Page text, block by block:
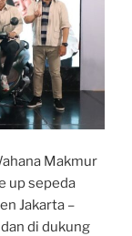
Makmur
up sepeda
Jakarta –
di dukung